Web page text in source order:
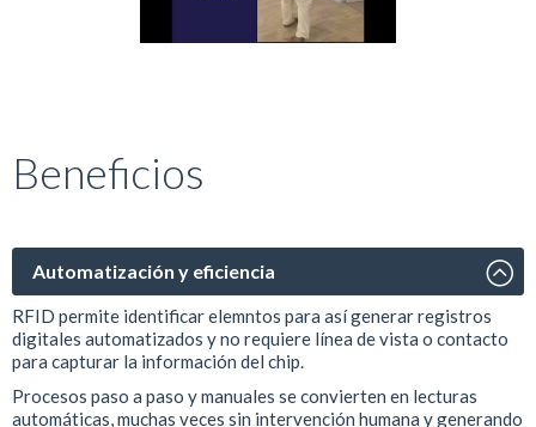
Beneficios
Automatización y eficiencia
RFID permite identificar elemntos para así generar registros
digitales automatizados y no requiere línea de vista o contacto
para capturar la información del chip.
Procesos paso a paso y manuales se convierten en lecturas
automáticas, muchas veces sin intervención humana y generando